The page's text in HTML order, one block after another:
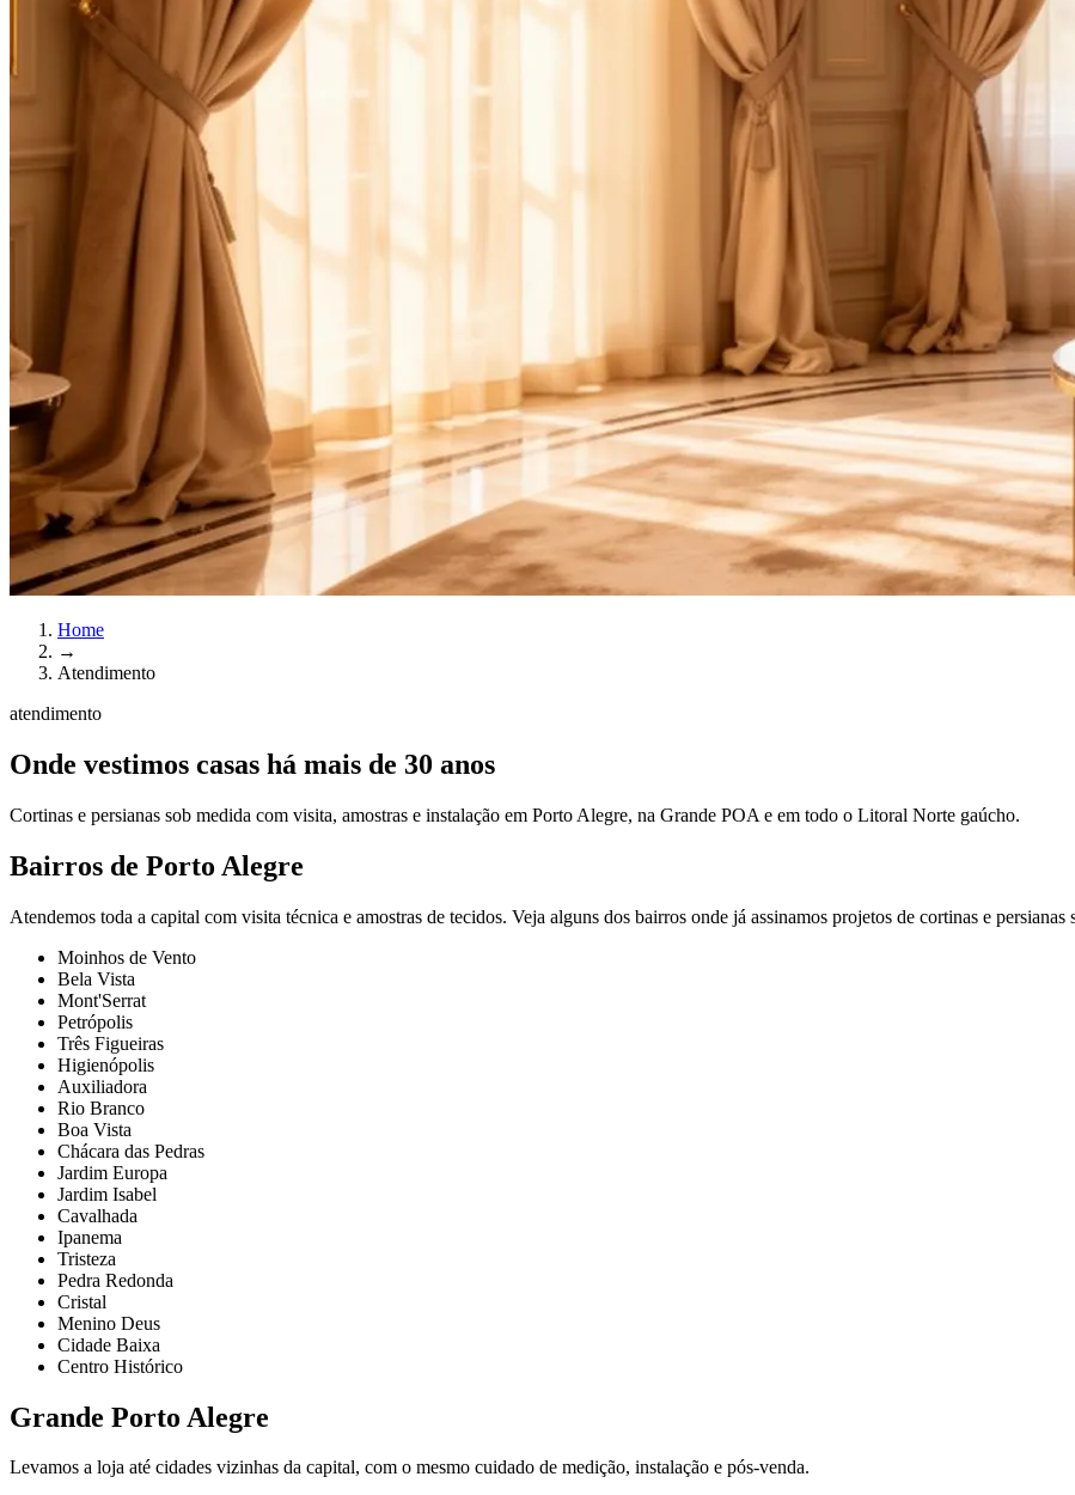
Home
→
Atendimento
atendimento
Onde vestimos casas há mais de 30 anos
Cortinas e persianas sob medida com visita, amostras e instalação em Porto Alegre, na Grande POA e em todo o Litoral Norte gaúcho.
Bairros de Porto Alegre
Atendemos toda a capital com visita técnica e amostras de tecidos. Veja alguns dos bairros onde já assinamos projetos de cortinas e persianas
Moinhos de Vento
Bela Vista
Mont'Serrat
Petrópolis
Três Figueiras
Higienópolis
Auxiliadora
Rio Branco
Boa Vista
Chácara das Pedras
Jardim Europa
Jardim Isabel
Cavalhada
Ipanema
Tristeza
Pedra Redonda
Cristal
Menino Deus
Cidade Baixa
Centro Histórico
Grande Porto Alegre
Levamos a loja até cidades vizinhas da capital, com o mesmo cuidado de medição, instalação e pós-venda.